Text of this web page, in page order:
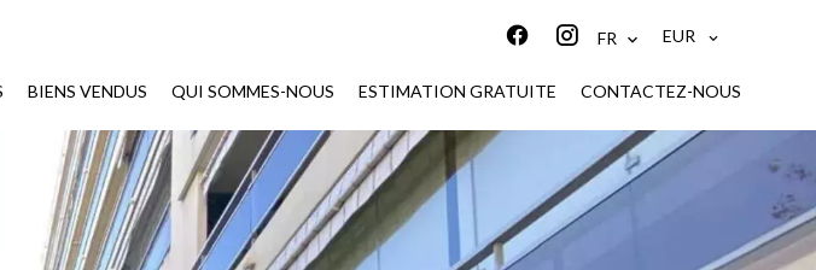
FR EUR
BIENS VENDUS QUI SOMMES-NOUS ESTIMATION GRATUITE CONTACTEZ-NOUS